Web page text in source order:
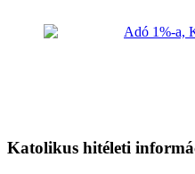
Katolikus hitéleti